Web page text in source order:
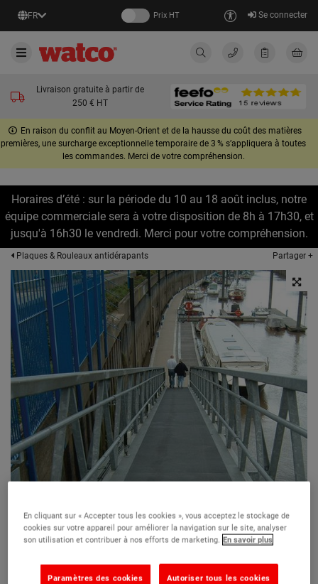
FR Prix HT Se connecter
Livraison gratuite à partir de
250 € HT
En raison du conflit au Moyen-Orient et de la hausse du coût des matières
premières, une surcharge exceptionnelle temporaire de 3 % s’appliquera à toutes
les commandes. Merci de votre compréhension.
Horaires d’été : sur la période du 10 au 18 août inclus, notre
équipe commerciale sera à votre disposition de 8h à 17h30, et
jusqu'à 16h30 le vendredi. Merci pour votre compréhension.
Plaques & Rouleaux antidérapants Partager +
En cliquant sur « Accepter tous les cookies », vous acceptez le stockage de
cookies sur votre appareil pour améliorer la navigation sur le site, analyser
son utilisation et contribuer à nos efforts de marketing. En savoir plus
Autoriser tous les cookies
Paramètres des cookies